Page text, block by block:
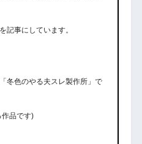
記事にしています。
冬色のやる夫スレ製作所」で
作品です)